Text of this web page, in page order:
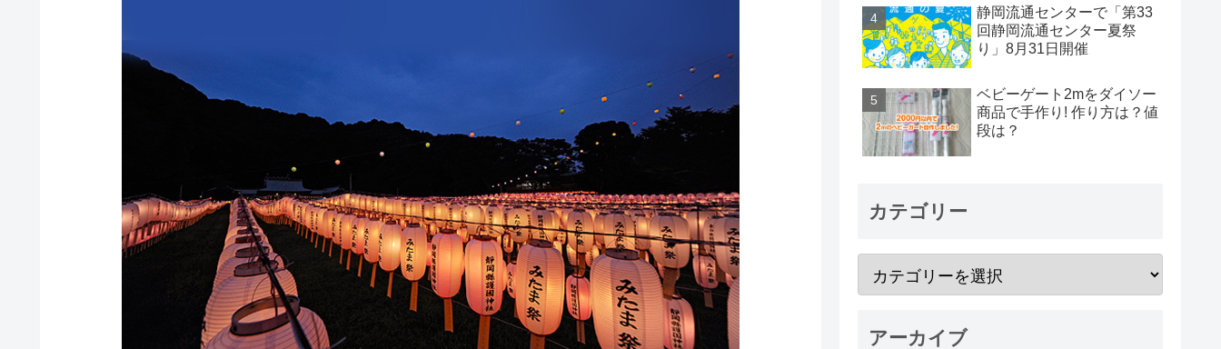
静岡流通センターで「第33
回静岡流通センター夏祭
り」8月31日開催
ベビーゲート2mをダイソー
商品で手作り! 作り方は？値
段は？
カテゴリー
アーカイブ